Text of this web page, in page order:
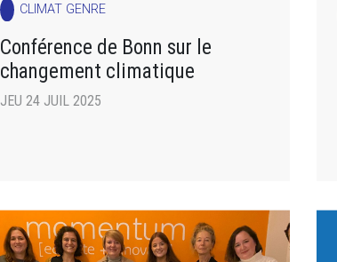
CLIMAT GENRE
Conférence de Bonn sur le
changement climatique
JEU 24 JUIL 2025